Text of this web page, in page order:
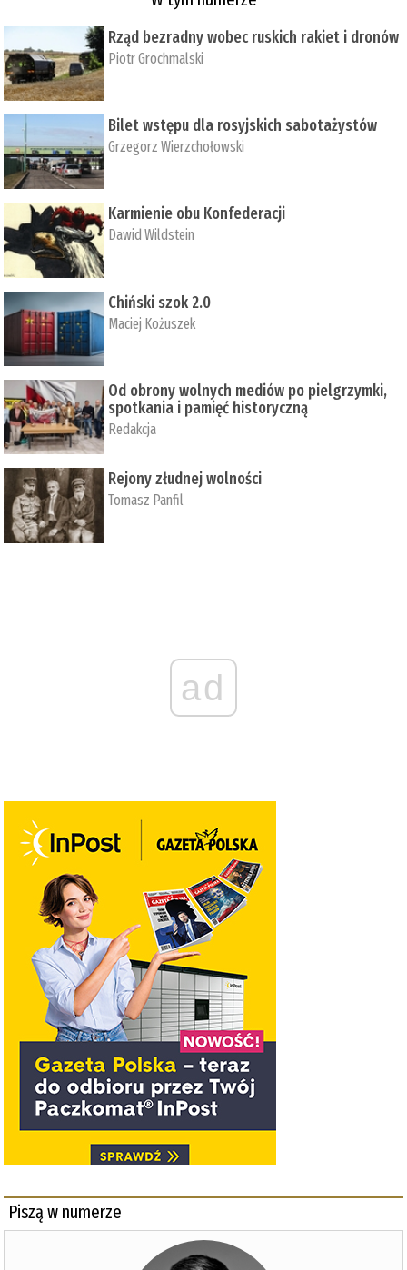
Rząd bezradny wobec ruskich rakiet i dronów
Piotr Grochmalski
Bilet wstępu dla rosyjskich sabotażystów
Grzegorz Wierzchołowski
Karmienie obu Konfederacji
Dawid Wildstein
Chiński szok 2.0
Maciej Kożuszek
Od obrony wolnych mediów po pielgrzymki,
spotkania i pamięć historyczną
Redakcja
Rejony złudnej wolności
Tomasz Panfil
ad
Piszą w numerze